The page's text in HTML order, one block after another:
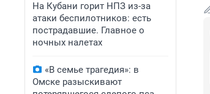
На Кубани горит НПЗ из-за
атаки беспилотников: есть
пострадавшие. Главное о
ночных налетах
«В семье трагедия»: в
Омске разыскивают